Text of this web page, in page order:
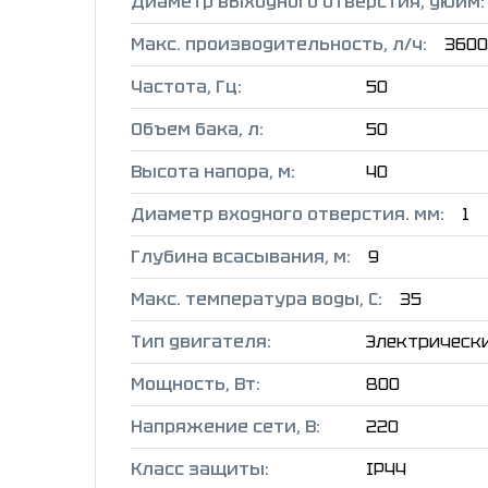
Макс. производительность, л/ч:
3600
Частота, Гц:
50
Объем бака, л:
50
Высота напора, м:
40
Диаметр входного отверстия. мм:
1
Глубина всасывания, м:
9
Макс. температура воды, C:
35
Тип двигателя:
Мощность, Вт:
800
Напряжение сети, В:
220
Класс защиты:
IP44